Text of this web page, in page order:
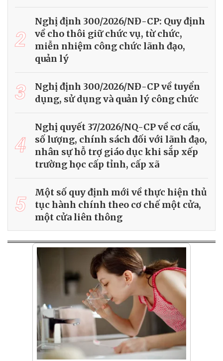
2
Nghị định 300/2026/NĐ-CP: Quy định
về cho thôi giữ chức vụ, từ chức,
miễn nhiệm công chức lãnh đạo,
quản lý
3
Nghị định 300/2026/NĐ-CP về tuyển
dụng, sử dụng và quản lý công chức
4
Nghị quyết 37/2026/NQ-CP về cơ cấu,
số lượng, chính sách đối với lãnh đạo,
nhân sự hỗ trợ giáo dục khi sắp xếp
trường học cấp tỉnh, cấp xã
5
Một số quy định mới về thực hiện thủ
tục hành chính theo cơ chế một cửa,
một cửa liên thông